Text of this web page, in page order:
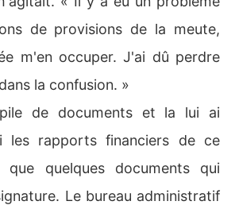
de provisions de la meute,
m'en occuper. J'ai dû perdre
la confusion. »
de documents et la lui ai
les rapports financiers de ce
que quelques documents qui
Le bureau administratif